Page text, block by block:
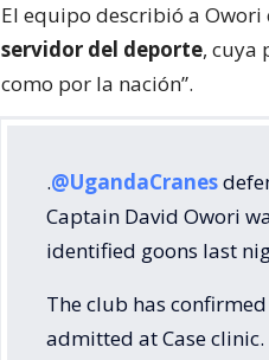
El equipo describió a Owori
servidor del deporte, cuya
como por la nación”.
.@UgandaCranes
Captain David Owori
identified goons last
The club has
admitted at Case clinic.